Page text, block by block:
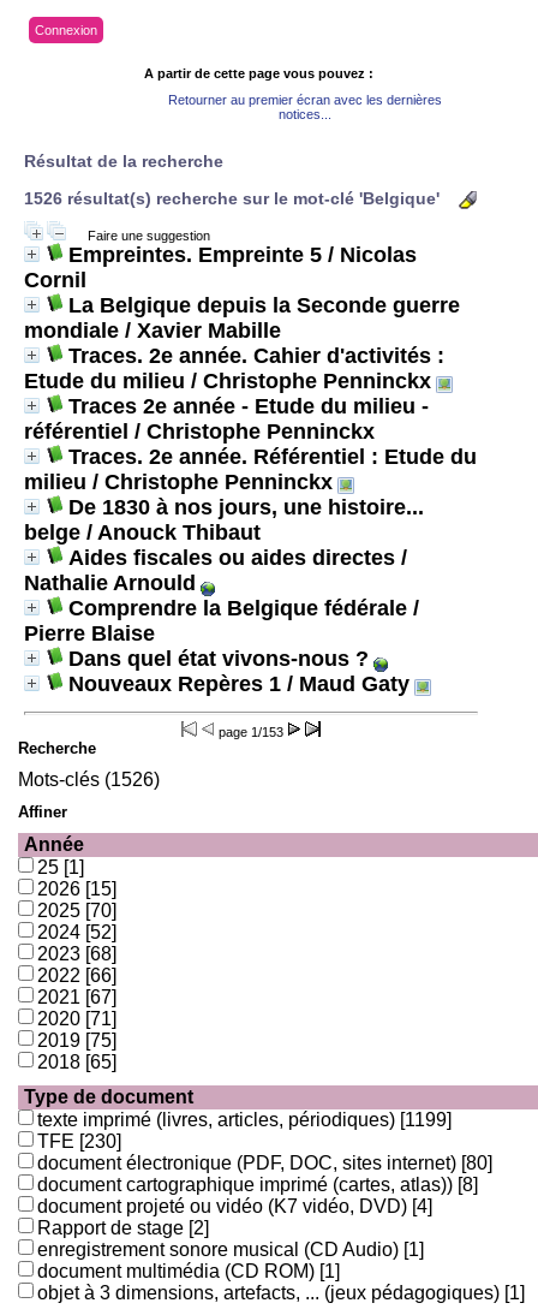
Connexion
A partir de cette page vous pouvez :
Retourner au premier écran avec les dernières
notices...
Résultat de la recherche
1526 résultat(s) recherche sur le mot-clé 'Belgique'
Faire une suggestion
Empreintes. Empreinte 5 / Nicolas
Cornil
La Belgique depuis la Seconde guerre
mondiale / Xavier Mabille
Traces. 2e année. Cahier d'activités :
Etude du milieu / Christophe Penninckx
Traces 2e année - Etude du milieu -
référentiel / Christophe Penninckx
Traces. 2e année. Référentiel : Etude du
milieu / Christophe Penninckx
De 1830 à nos jours, une histoire...
belge / Anouck Thibaut
Aides fiscales ou aides directes /
Nathalie Arnould
Comprendre la Belgique fédérale /
Pierre Blaise
Dans quel état vivons-nous ?
Nouveaux Repères 1 / Maud Gaty
page 1/153
Recherche
Mots-clés (1526)
Affiner
Année
25 [1]
2026 [15]
2025 [70]
2024 [52]
2023 [68]
2022 [66]
2021 [67]
2020 [71]
2019 [75]
2018 [65]
Type de document
texte imprimé (livres, articles, périodiques) [1199]
TFE [230]
document électronique (PDF, DOC, sites internet) [80]
document cartographique imprimé (cartes, atlas)) [8]
document projeté ou vidéo (K7 vidéo, DVD) [4]
Rapport de stage [2]
enregistrement sonore musical (CD Audio) [1]
document multimédia (CD ROM) [1]
objet à 3 dimensions, artefacts, ... (jeux pédagogiques) [1]